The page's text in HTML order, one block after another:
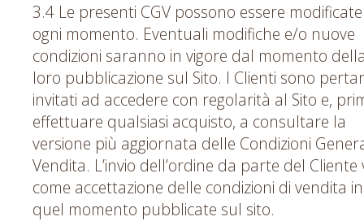
3.4 Le presenti CGV possono essere
ogni momento. Eventuali modifiche e/o nuove
condizioni saranno in vigore dal momento
loro pubblicazione sul Sito. I Clienti sono
invitati ad accedere con regolarità al Sito e,
effettuare qualsiasi acquisto, a consultare la
versione più aggiornata delle Condizioni
Vendita. L’invio dell’ordine da parte del Cliente
come accettazione delle condizioni di vendita in
quel momento pubblicate sul sito.